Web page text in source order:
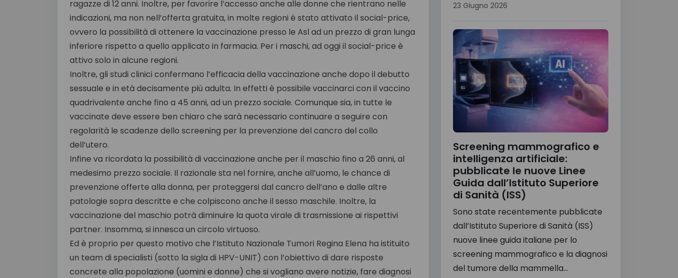
ragazze di 12 anni. Inoltre, per favorire l’accesso anche alle donne che rientrano nelle
indicazioni, ma non nell’offerta gratuita, in molte regioni è stato attivato il social-price,
ovvero la possibilità di ottenere la vaccinazione presso le Asl ad un prezzo di gran lunga
inferiore rispetto a quello applicato in farmacia. Per i maschi, ad oggi il social-price è
attivo solo in alcune regioni.
Inoltre, gli studi clinici confermano l’efficacia della vaccinazione anche dopo il debutto
sessuale e in età decisamente più adulta. In effetti è possibile vaccinarci con il vaccino
quadrivalente anche fino a 45 anni, ad un prezzo sociale. Comunque sia, in tutte le
vaccinate deve essere ben chiaro che sarà necessario continuare a seguire con
regolarità le scadenze dello screening per la prevenzione del cancro del collo
dell’utero.
Infine va ricordata la possibilità di vaccinazione anche per il maschio fino a 26 anni, al
medesimo prezzo sociale. Il razionale sta nel fornire, anche all’uomo, le chance di
prevenzione offerte alla donna, per proteggersi dal cancro dell’ano e dalle altre
patologie sopra descritte e che colpiscono anche il sesso maschile. Inoltre, la
vaccinazione del maschio potrà diminuire la quota virale di trasmissione ai rispettivi
partner. Insomma, si innesca un circolo virtuoso.
Ed è proprio per questo motivo che l’Istituto Nazionale Tumori Regina Elena ha istituito
un team di specialisti (sotto la sigla di HPV-UNIT) con l’obiettivo di dare risposte
concrete alla popolazione (uomini e donne) che si vogliano avere notizie, fare diagnosi
23 Giugno 2026
Screening mammografico e
intelligenza artificiale:
pubblicate le nuove Linee
Guida dall’Istituto Superiore
di Sanità (ISS)
Sono state recentemente pubblicate
dall’Istituto Superiore di Sanità (ISS)
nuove linee guida italiane per lo
screening mammografico e la diagnosi
del tumore della mammella...